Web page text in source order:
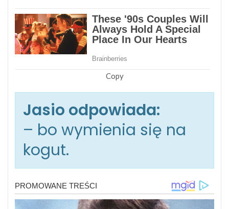
Copy
Jasio odpowiada:
– bo wymienia się na
kogut.